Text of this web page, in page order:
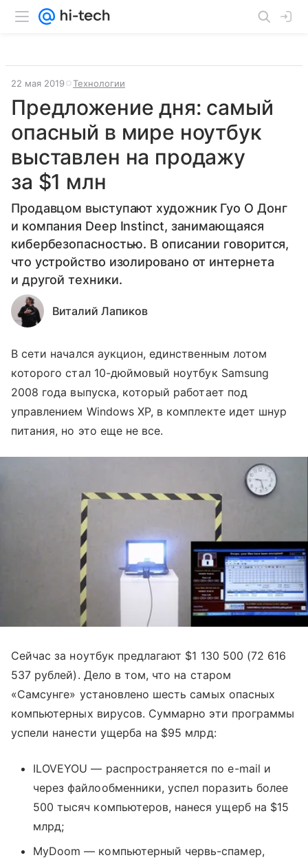
22 мая 2019 Технологии
Предложение дня: самый
опасный в мире ноутбук
выставлен на продажу
за $1 млн
Продавцом выступают художник Гуо О Донг
и компания Deep Instinct, занимающаяся
кибербезопасностью. В описании говорится,
что устройство изолировано от интернета
и другой техники.
Виталий Лапиков
В сети начался аукцион, единственным лотом
которого стал 10-дюймовый ноутбук Samsung
2008 года выпуска, который работает под
управлением Windows XP, в комплекте идет шнур
питания, но это еще не все.
Сейчас за ноутбук предлагают $1 130 500 (72 616
537 рублей). Дело в том, что на старом
«Самсунге» установлено шесть самых опасных
компьютерных вирусов. Суммарно эти программы
успели нанести ущерба на $95 млрд:
ILOVEYOU — распространяется по e-mail и
через файлообменники, успел поразить более
500 тысяч компьютеров, нанеся ущерб на $15
млрд;
MyDoom — компьютерный червь-спамер,